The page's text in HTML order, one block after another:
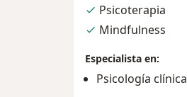
Psicoterapia
Mindfulness
Especialista en:
Psicología clínica